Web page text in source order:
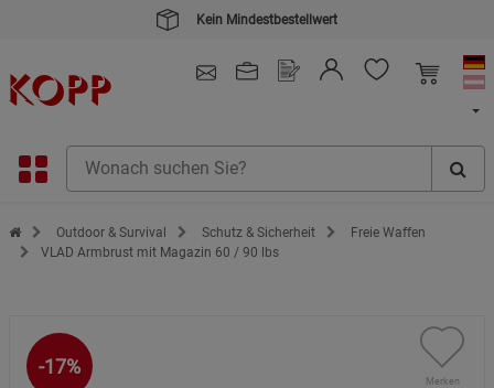
Kein Mindestbestellwert
Zur Startseite des Kopp Verlag Online-Shop
Outdoor & Survival Schutz & Sicherheit
Freie Waffen
VLAD Armbrust mit Magazin 60 / 90 lbs
-17%
Merken